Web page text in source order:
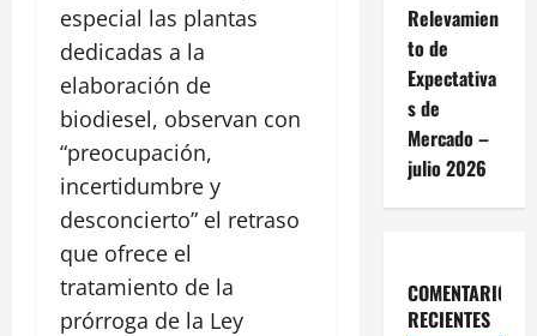
especial las plantas
dedicadas a la
elaboración de
biodiesel, observan con
“preocupación,
incertidumbre y
desconcierto” el retraso
que ofrece el
tratamiento de la
prórroga de la Ley
Relevamien
to de
Expectativa
s de
Mercado –
julio 2026
COMENTARIOS
RECIENTES